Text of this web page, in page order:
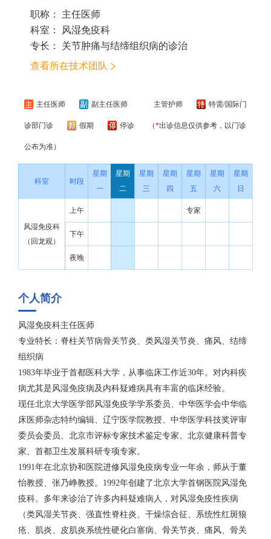
职称： 主任医师
科室：
风湿免疫科
专长： 关节肿痛与结缔组织病的诊治
查看所在技术团队
主任医师 副主任医师 主管护师 特需/国际门
诊部门诊 假期 停诊 （*出诊信息仅供参考，以门诊
公布为准）
科室 时段
星期
一
星期
二
星期
三
星期
四
星期
五
星期
六
星期
日
风湿免疫科
（回龙观）
上午 专家
下午
夜晚
个人简介
风湿免疫科主任医师
专业特长：脊柱关节病骨关节炎、类风湿关节炎、痛风、结缔
组织病
1983年毕业于首都医科大学，从事临床工作近30年。对内科疾
病尤其是风湿免疫病及内科疑难病具有丰富的临床经验。
现任北京大学医学部风湿免疫学学系委员、中华医学会中华临
床医师杂志特约编辑、辽宁医学院教授、中华医学科技奖评审
委员会委员、北京市评标专家技术鉴定专家、北京健康科普专
家、首都卫生发展科研专项专家。
1991年在北京协和医院进修风湿免疫病专业一年余，师从于董
怡教授、张乃峥教授。1992年创建了北京大学首钢医院风湿免
疫科。多年来诊治了许多内科疑难病人，对风湿免疫性疾病
（类风湿关节炎、强直性脊柱炎、干燥综合征、系统性红斑狼
疮、肌炎、皮肌炎系统性硬化白塞病、骨关节炎、痛风、骨关